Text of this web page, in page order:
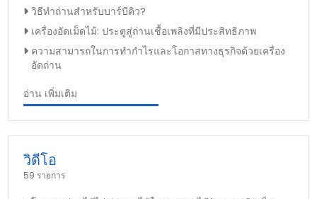
วิธีทำถ่านสำหรับบาร์บีคิว?
เครื่องอัดเม็ดไม้: ประตูสู่ถ่านเชื้อเพลิงที่มีประสิทธิภาพ
ความสามารถในการทำกำไรและโอกาสทางธุรกิจด้วยเครื่อง
อัดถ่าน
อ่าน เพิ่มเติม
วิดีโอ
59 รายการ